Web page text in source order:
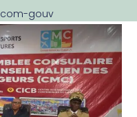
com-gouv